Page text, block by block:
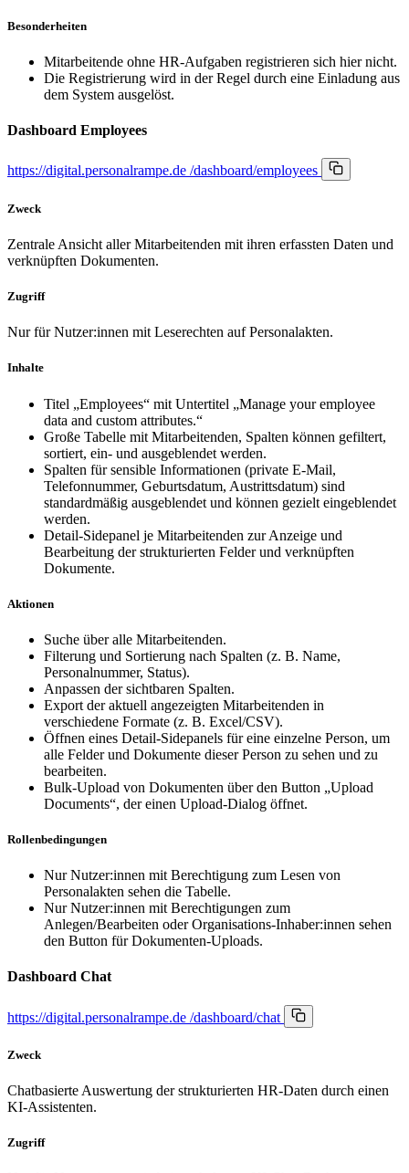
Besonderheiten
Mitarbeitende ohne HR-Aufgaben registrieren sich hier nicht.
Die Registrierung wird in der Regel durch eine Einladung aus
dem System ausgelöst.
Dashboard Employees
https://digital.personalrampe.de /dashboard/employees
Zweck
Zentrale Ansicht aller Mitarbeitenden mit ihren erfassten Daten und
verknüpften Dokumenten.
Zugriff
Nur für Nutzer:innen mit Leserechten auf Personalakten.
Inhalte
Titel „Employees“ mit Untertitel „Manage your employee
data and custom attributes.“
Große Tabelle mit Mitarbeitenden, Spalten können gefiltert,
sortiert, ein- und ausgeblendet werden.
Spalten für sensible Informationen (private E-Mail,
Telefonnummer, Geburtsdatum, Austrittsdatum) sind
standardmäßig ausgeblendet und können gezielt eingeblendet
werden.
Detail-Sidepanel je Mitarbeitenden zur Anzeige und
Bearbeitung der strukturierten Felder und verknüpften
Dokumente.
Aktionen
Suche über alle Mitarbeitenden.
Filterung und Sortierung nach Spalten (z. B. Name,
Personalnummer, Status).
Anpassen der sichtbaren Spalten.
Export der aktuell angezeigten Mitarbeitenden in
verschiedene Formate (z. B. Excel/CSV).
Öffnen eines Detail-Sidepanels für eine einzelne Person, um
alle Felder und Dokumente dieser Person zu sehen und zu
bearbeiten.
Bulk-Upload von Dokumenten über den Button „Upload
Documents“, der einen Upload-Dialog öffnet.
Rollenbedingungen
Nur Nutzer:innen mit Berechtigung zum Lesen von
Personalakten sehen die Tabelle.
Nur Nutzer:innen mit Berechtigungen zum
Anlegen/Bearbeiten oder Organisations-Inhaber:innen sehen
den Button für Dokumenten-Uploads.
Dashboard Chat
https://digital.personalrampe.de /dashboard/chat
Zweck
Chatbasierte Auswertung der strukturierten HR-Daten durch einen
KI-Assistenten.
Zugriff